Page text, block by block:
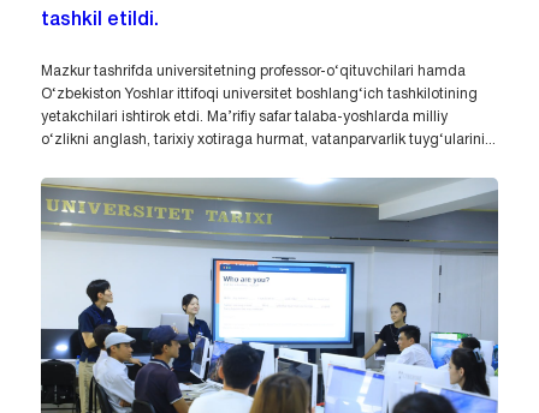
tashkil etildi.
Mazkur tashrifda universitetning professor-o‘qituvchilari hamda
O‘zbekiston Yoshlar ittifoqi universitet boshlang‘ich tashkilotining
yetakchilari ishtirok etdi. Ma’rifiy safar talaba-yoshlarda milliy
o‘zlikni anglash, tarixiy xotiraga hurmat, vatanparvarlik tuyg‘ularini...